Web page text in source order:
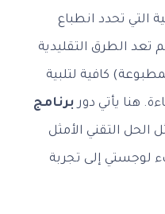
التي تحدد انطباع
تعد الطرق التقليدية
كافية لتلبية
هنا يأتي دوربرنامج
الحل التقني الأمثل
لوجستي إلى تجربة